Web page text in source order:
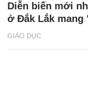
GIÁO DỤC
Diễn biến mới
ở Đắk Lắk mang